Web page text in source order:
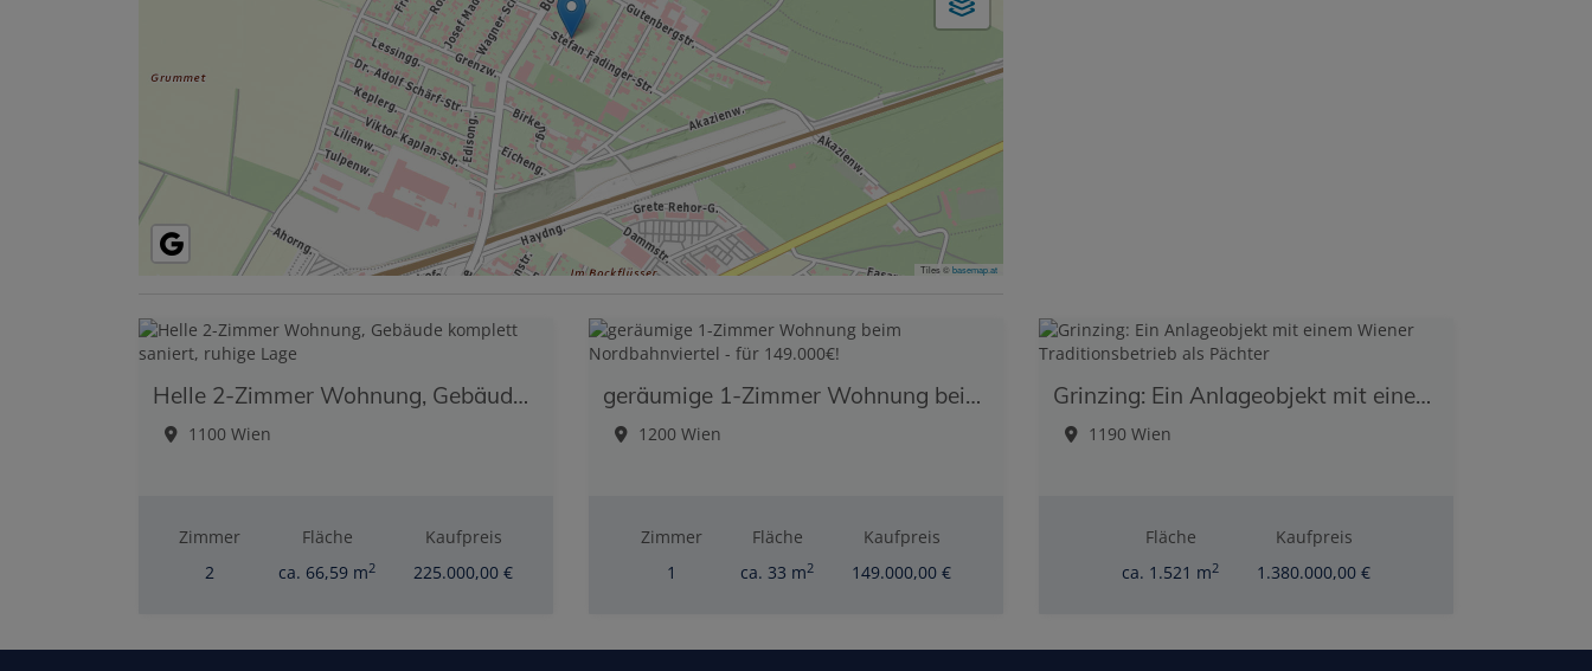
Tiles ©basemap.at
Helle 2-Zimmer Wohnung, Gebäude komplett saniert, ruhige Lage
1100 Wien
Zimmer
2
Fläche
ca. 66,59 m2
Kaufpreis
225.000,00 €
geräumige 1-Zimmer Wohnung beim Nordbahnviertel - für 149.000€!
1200 Wien
Zimmer
1
Fläche
ca. 33 m2
Kaufpreis
149.000,00 €
Grinzing: Ein Anlageobjekt mit einem Wiener Traditionsbetrieb als Pächter
1190 Wien
Fläche
ca. 1.521 m2
Kaufpreis
1.380.000,00 €